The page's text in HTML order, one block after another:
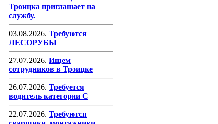
Троицка приглашает на
службу.
03.08.2026. Требуются
ЛЕСОРУБЫ
27.07.2026. Ищем
сотрудников в Троицке
26.07.2026. Требуется
водитель категории С
22.07.2026. Требуются